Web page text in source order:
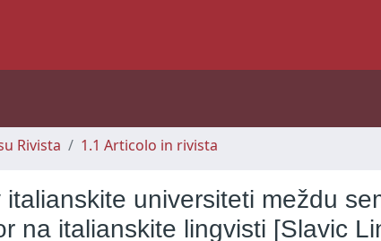
Rivista 1.1 Articolo in rivista
universiteti meždu
na italianskite lingvisti [Slavic